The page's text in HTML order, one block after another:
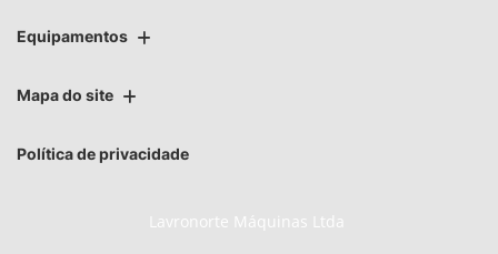
Equipamentos
Mapa do site
Política de privacidade
Lavronorte Máquinas Ltda